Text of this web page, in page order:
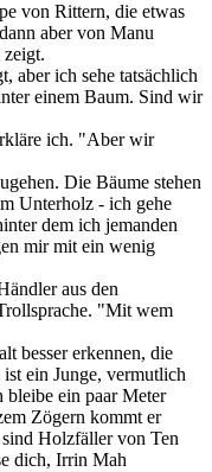
von Rittern, die etwas
aber von Manu
aber ich sehe tatsächlich
einem Baum. Sind wir
ich. "Aber wir
Die Bäume stehen
Unterholz - ich gehe
dem ich jemanden
mir mit ein wenig
aus den
"Mit wem
besser erkennen, die
ein Junge, vermutlich
bleibe ein paar Meter
Zögern kommt er
Holzfäller von Ten
dich, Irrin Mah